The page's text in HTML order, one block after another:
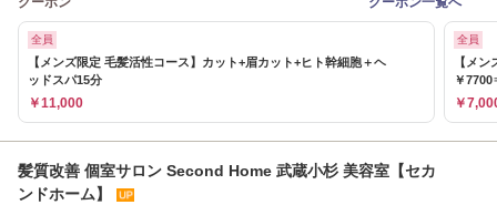
全員
【メンズ限定 毛髪活性コース】カット+眉カット+ヒト幹細胞＋ヘ
ッドスパ15分
￥11,000
全員
【メ
￥
￥
髪質改善 個室サロン Second Home 武蔵小杉 美容室【セカ
ンドホーム】